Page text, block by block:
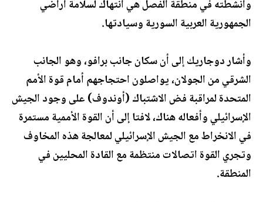
وأنشطته في منطقة الفصل هي انتهاك لسلامة أراضي
الجمهورية العربية السورية وسيادتها.
وأشار دوجاريك إلى أن سكان جانب برافو، وهو الجانب
الشرقي من الجولان، يواصلون احتجاجهم أمام قوة الأمم
المتحدة لمراقبة فض الاشتباك (أوندوف) على وجود الجيش
الإسرائيلي وأفعاله هناك، لافتا إلى أن القوة الأممية مستمرة
في الانخراط مع الجيش الإسرائيلي لمعالجة هذه المخاوف
وتجري القوة اتصالات منتظمة مع القادة المحليين في
المنطقة.